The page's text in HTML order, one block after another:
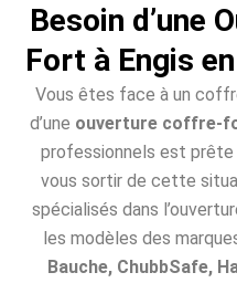
Besoin d’une
Fort à Engis
Vous êtes face à un
d’une ouverture coffre-
professionnels est prête
vous sortir de cette
spécialisés dans
les modèles des
Bauche, ChubbSafe,